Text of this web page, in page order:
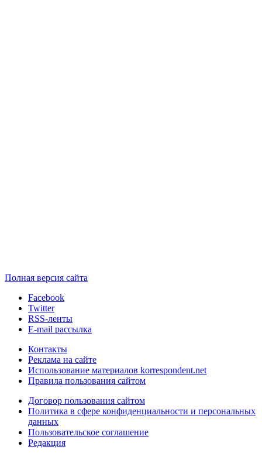
Полная версия сайта
Facebook
Twitter
RSS-ленты
E-mail рассылка
Контакты
Реклама на сайте
Использование материалов korrespondent.net
Правила пользования сайтом
Договор пользования сайтом
Политика в сфере конфиденциальности и персональных
данных
Пользовательское соглашение
Редакция